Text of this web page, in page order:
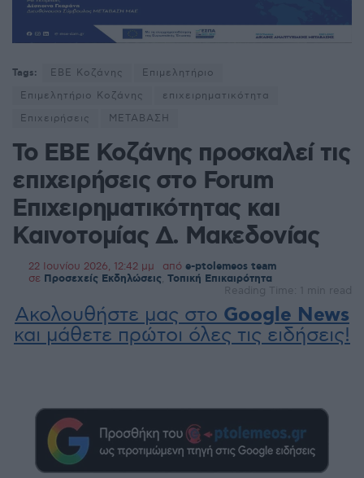
Tags: ΕΒΕ Κοζάνης
Επιμελητήριο
Επιμελητήριο Κοζάνης
επιχειρηματικότητα
Επιχειρήσεις
ΜΕΤΑΒΑΣΗ
Το ΕΒΕ Κοζάνης προσκαλεί τις
επιχειρήσεις στο Forum
Επιχειρηματικότητας και
Καινοτομίας Δ. Μακεδονίας
22 Ιουνίου 2026, 12:42 μμ από e-ptolemeos team
σε Προσεχείς Εκδηλώσεις Τοπική Επικαιρότητα
Reading Time: 1 min read
Ακολουθήστε μας στο Google News
και μάθετε πρώτοι όλες τις ειδήσεις!